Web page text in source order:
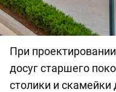
При
досуг старшего
столики и скамейки